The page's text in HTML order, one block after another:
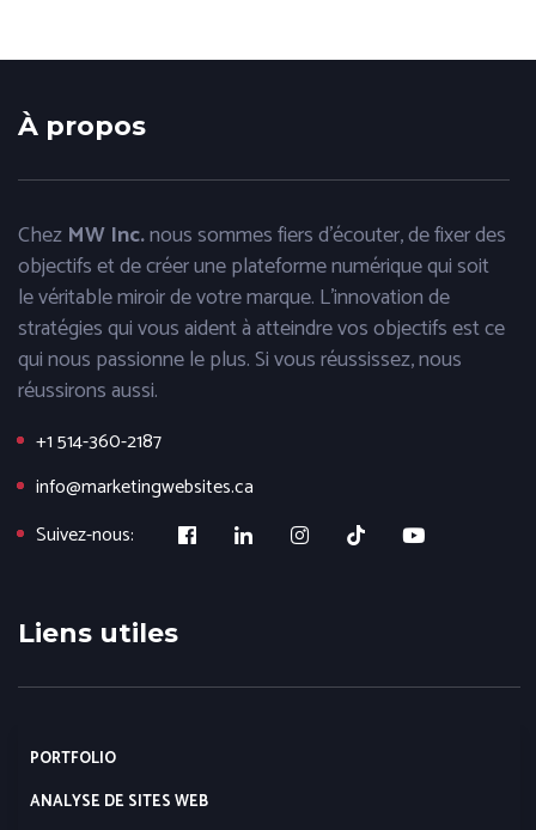
À propos
Chez MW Inc.nous sommes fiers d'écouter, de fixer des
objectifs et de créer une plateforme numérique qui soit
le véritable miroir de votre marque. L'innovation de
stratégies qui vous aident à atteindre vos objectifs est ce
qui nous passionne le plus. Si vous réussissez, nous
réussirons aussi.
+1 514-360-2187
info@marketingwebsites.ca
Suivez-nous:
Liens utiles
PORTFOLIO
ANALYSE DE SITES WEB